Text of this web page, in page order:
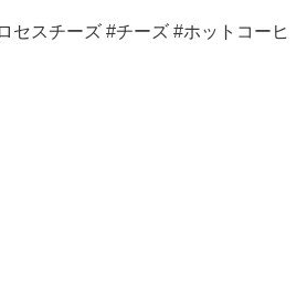
セスチーズ #チーズ #ホットコーヒ